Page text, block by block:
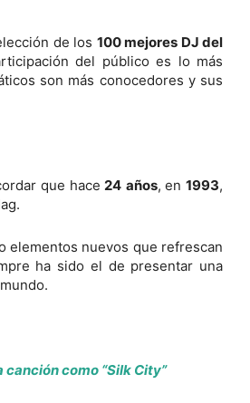
de los 100 mejores DJ del
del público es lo más
son más conocedores y sus
que hace24 años, en 1993,
elementos nuevos que refrescan
ha sido el de presentar una
como “Silk City”